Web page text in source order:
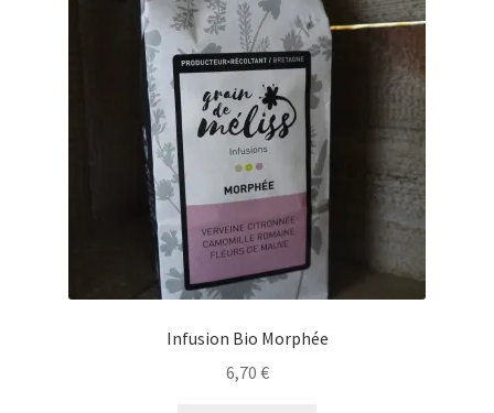
Infusion Bio Morphée
6,70 €